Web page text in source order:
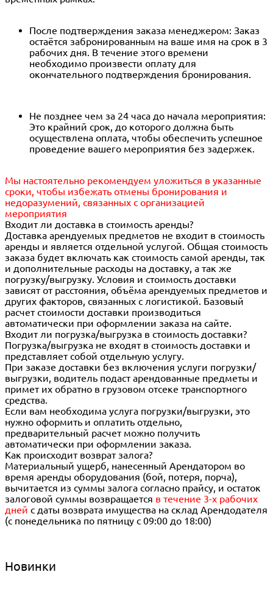
После подтверждения заказа менеджером: Заказ
остаётся забронированным на ваше имя на срок в 3
рабочих дня. В течение этого времени
необходимо произвести оплату для
окончательного подтверждения бронирования.
Не позднее чем за 24 часа до начала мероприятия:
Это крайний срок, до которого должна быть
осуществлена оплата, чтобы обеспечить успешное
проведение вашего мероприятия без задержек.
Мы настоятельно рекомендуем уложиться в указанные
сроки, чтобы избежать отмены бронирования и
недоразумений, связанных с организацией
мероприятия
Входит ли доставка в стоимость аренды?
Доставка арендуемых предметов не входит в стоимость
аренды и является отдельной услугой. Общая стоимость
заказа будет включать как стоимость самой аренды, так
и дополнительные расходы на доставку, а так же
погрузку/выгрузку. Условия и стоимость доставки
зависят от расстояния, объёма арендуемых предметов и
других факторов, связанных с логистикой. Базовый
расчет стоимости доставки производиться
автоматически при оформлении заказа на сайте.
Входит ли погрузка/выгрузка в стоимость доставки?
Погрузка/выгрузка не входят в стоимость доставки и
представляет собой отдельную услугу.
При заказе доставки без включения услуги погрузки/
выгрузки, водитель подаст арендованные предметы и
примет их обратно в грузовом отсеке транспортного
средства.
Если вам необходима услуга погрузки/выгрузки, это
нужно оформить и оплатить отдельно,
предварительный расчет можно получить
автоматически при оформлении заказа.
Как происходит возврат залога?
Материальный ущерб, нанесенный Арендатором во
время аренды оборудования (бой, потеря, порча),
вычитается из суммы залога согласно прайсу, и остаток
залоговой суммы возвращается в течение 3-х рабочих
дней с даты возврата имущества на склад Арендодателя
(с понедельника по пятницу с 09:00 до 18:00)
Новинки